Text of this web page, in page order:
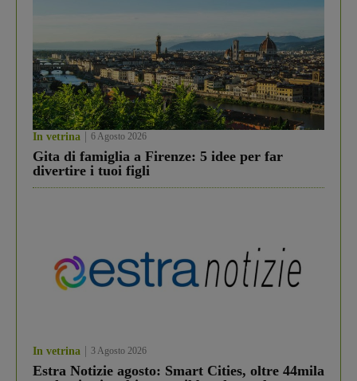
In vetrina 6 Agosto 2026
Gita di famiglia a Firenze: 5 idee per far
divertire i tuoi figli
In vetrina 3 Agosto 2026
Estra Notizie agosto: Smart Cities, oltre 44mila